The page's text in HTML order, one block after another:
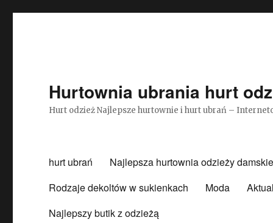
Hurtownia ubrania hurt
Hurt odzież Najlepsze hurtownie i hurt ubrań –
hurt ubrań Najlepsza hurtownia odzieży
Rodzaje dekoltów w sukienkach
Moda
Najlepszy butik z odzieżą